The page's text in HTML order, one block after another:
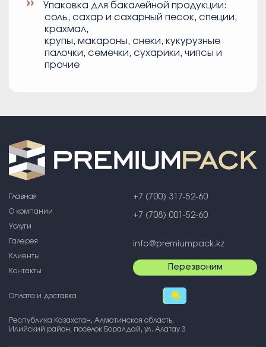
Упаковка для бакалейной продукции:
соль, сахар и сахарный песок, специи,
крахмал,
крупы, макароны, снеки, кукурузные
палочки, семечки, сухарики, чипсы и
прочие
Главная
О компании
Услуги
Галерея
Клиенты
Контакты
+7 (700) 317-52-60
+7 (708) 001-52-60
info@premiumpack.kz
Перезвоним
Оплата и доставка
Республика Казахстан, Алматинская область,
Илийский район, поселок Боралдай, ул. Алатау 3